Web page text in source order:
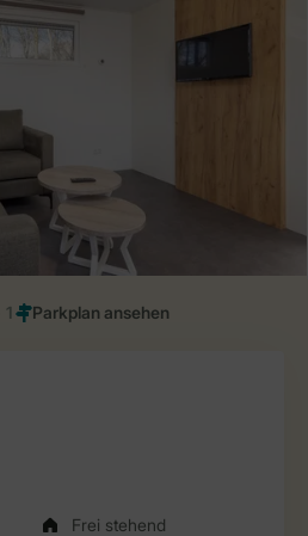
1
Frei stehend